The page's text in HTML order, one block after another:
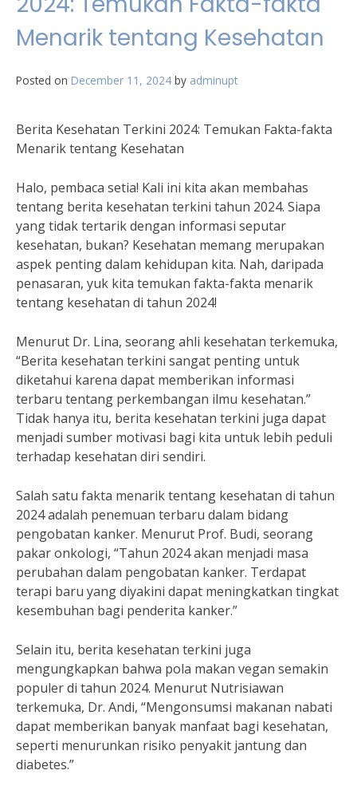
Menarik tentang Kesehatan
Posted on December 11, 2024 by adminupt
Berita Kesehatan Terkini 2024: Temukan Fakta-fakta
Menarik tentang Kesehatan
Halo, pembaca setia! Kali ini kita akan membahas
tentang berita kesehatan terkini tahun 2024. Siapa
yang tidak tertarik dengan informasi seputar
kesehatan, bukan? Kesehatan memang merupakan
aspek penting dalam kehidupan kita. Nah, daripada
penasaran, yuk kita temukan fakta-fakta menarik
tentang kesehatan di tahun 2024!
Menurut Dr. Lina, seorang ahli kesehatan terkemuka,
“Berita kesehatan terkini sangat penting untuk
diketahui karena dapat memberikan informasi
terbaru tentang perkembangan ilmu kesehatan.”
Tidak hanya itu, berita kesehatan terkini juga dapat
menjadi sumber motivasi bagi kita untuk lebih peduli
terhadap kesehatan diri sendiri.
Salah satu fakta menarik tentang kesehatan di tahun
2024 adalah penemuan terbaru dalam bidang
pengobatan kanker. Menurut Prof. Budi, seorang
pakar onkologi, “Tahun 2024 akan menjadi masa
perubahan dalam pengobatan kanker. Terdapat
terapi baru yang diyakini dapat meningkatkan tingkat
kesembuhan bagi penderita kanker.”
Selain itu, berita kesehatan terkini juga
mengungkapkan bahwa pola makan vegan semakin
populer di tahun 2024. Menurut Nutrisiawan
terkemuka, Dr. Andi, “Mengonsumsi makanan nabati
dapat memberikan banyak manfaat bagi kesehatan,
seperti menurunkan risiko penyakit jantung dan
diabetes.”